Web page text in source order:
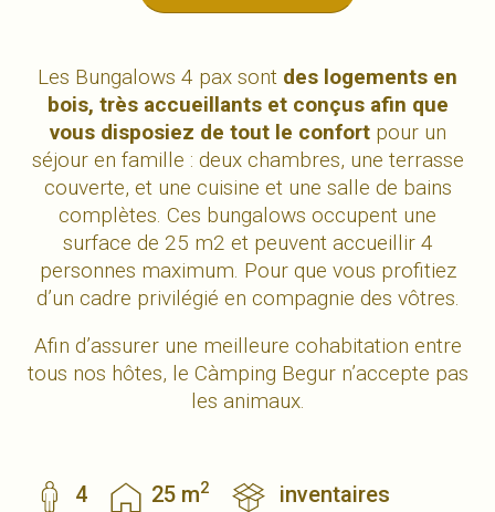
Les Bungalows 4 pax sont des logements en
bois, très accueillants et conçus afin que
vous disposiez de tout le confortpour un
séjour en famille : deux chambres, une terrasse
couverte, et une cuisine et une salle de bains
complètes. Ces bungalows occupent une
surface de 25 m2 et peuvent accueillir 4
personnes maximum. Pour que vous profitiez
d’un cadre privilégié en compagnie des vôtres.
Afin d’assurer une meilleure cohabitation entre
tous nos hôtes, le Càmping Begur n’accepte pas
les animaux.
4 25 m2
inventaires